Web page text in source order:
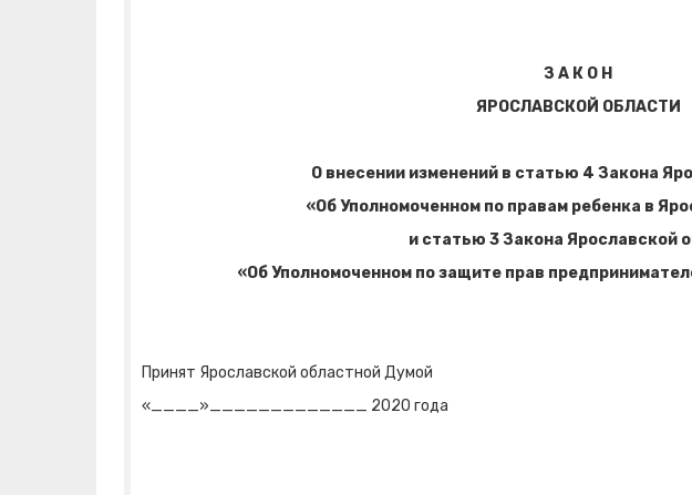
З А К О Н
ЯРОСЛАВСКОЙ ОБЛАСТИ
О внесении изменений в статью 4 Закона
«Об Уполномоченном по правам ребенка в
и статью 3 Закона Ярославской
«Об Уполномоченном по защите прав
Принят Ярославской областной Думой
«____»_____________ 2020 года